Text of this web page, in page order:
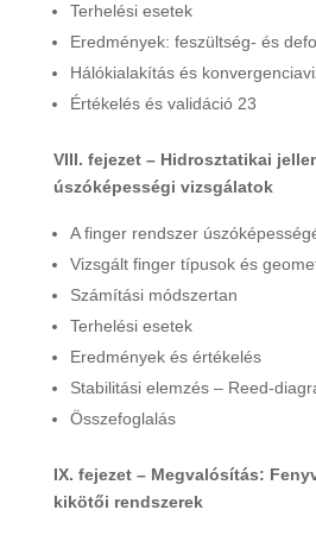
Terhelési esetek
Eredmények: feszültség- és
Hálókialakítás és
Értékelés és validáció 23
VIII. fejezet – Hidrosztatikai
úszóképességi vizsgálatok
A finger rendszer
Vizsgált finger típusok és
Számítási módszertan
Terhelési esetek
Eredmények és értékelés
Stabilitási elemzés – Reed-
Összefoglalás
IX. fejezet – Megvalósítás:
kikötői rendszerek